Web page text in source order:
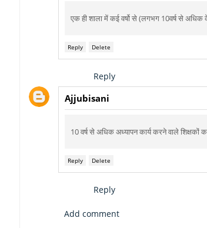
एक ही शाला में कई वर्षो से (लगभग 10वर्ष से अधिक
Reply Delete
Reply
Ajjubisani
10 वर्ष से अधिक अध्यापन कार्य करने वाले शिक्षकों
Reply Delete
Reply
Add comment